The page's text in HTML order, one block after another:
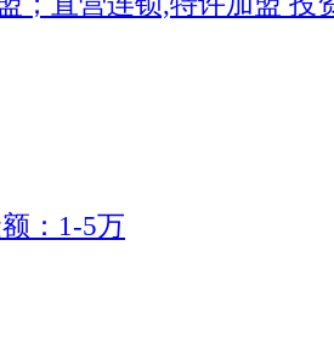
： 1-5万